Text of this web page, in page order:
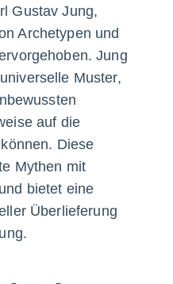
Gustav Jung,
Archetypen und
Jung
Muster,
auf die
Diese
Mythen mit
bietet eine
Überlieferung